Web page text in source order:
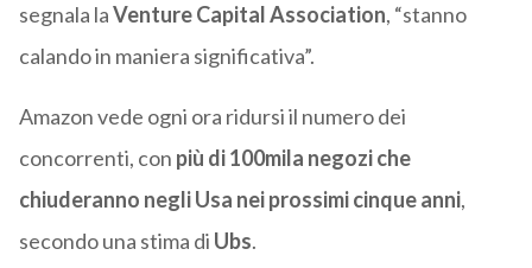
segnala laVenture Capital Association, “stanno
calando in maniera significativa”.
Amazon vede ogni ora ridursi il numero dei
concorrenti, con più di 100mila negozi che
chiuderanno negli Usa nei prossimi cinque anni,
secondo una stima di Ubs.